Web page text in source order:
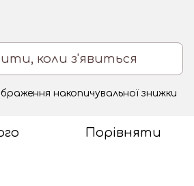
коли з'явиться
накопичувальної знижки
Порівняти